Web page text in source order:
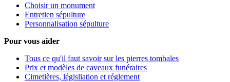
Choisir un monument
Entretien sépulture
Personnalisation sépulture
Pour vous aider
Tous ce qu'il faut savoir sur les pierres tombales
Prix et modèles de caveaux funéraires
Cimetières, législiation et réglement